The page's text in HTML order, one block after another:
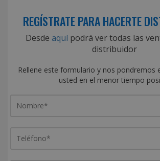
REGÍSTRATE PARA HACERTE
Desde aquípodrá ver todas las
distribuidor
Rellene este formulario y nos pondremos
usted en el menor tiempo